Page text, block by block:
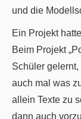
und die
Ein Projekt
Beim Projekt
Schüler
auch mal was
allein Texte zu
dann auch